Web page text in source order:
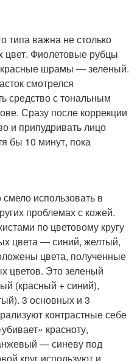
типа важна не столько
цвет. Фиолетовые рубцы
красные шрамы — зеленый.
смотрелся
средство с тональным
Сразу после коррекции
и припудривать лицо
бы 10 минут, пока
использовать в
проблемах с кожей.
по цветовому кругу
цвета — синий, желтый,
цвета, полученные
цветов. Это зеленый
(красный + синий),
3 основных и 3
контрастные себе
красноту,
— синеву под